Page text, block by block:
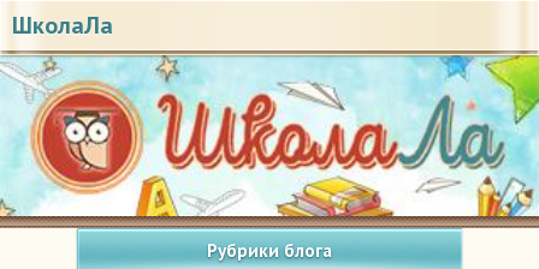
ШколаЛа
Рубрики блога